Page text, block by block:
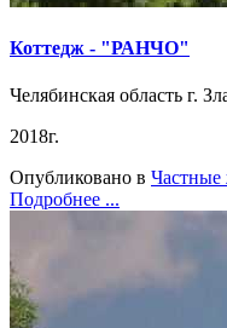
Коттедж - "РАНЧО"
Челябинская область г.
2018г.
Опубликовано в
Подробнее ...